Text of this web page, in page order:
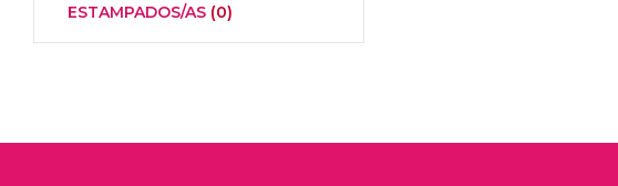
ESTAMPADOS/AS (0)